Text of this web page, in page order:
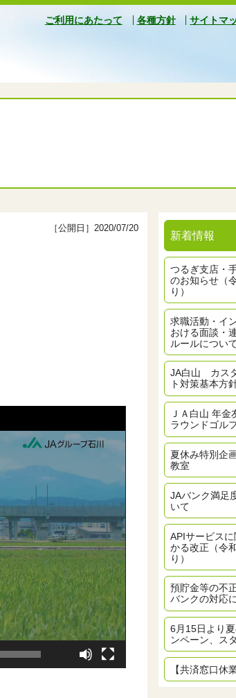
ご利用にあたって 各種方針 サイトマ
［公開日］2020/07/20
新着情報
つるぎ支店・
のお知らせ（
り）
求職活動・イ
おける面談・
ルールについ
JA白山 カス
ト対策基本方
ＪＡ白山 年
ラウンドゴル
夏休み特別企
教室
JAバンク満足
いて
APIサービス
かる改正（令
り）
預貯金等の不
バンクの対応
6月15日より
ンペーン、ス
【共済窓口休